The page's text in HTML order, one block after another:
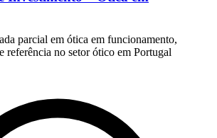
parcial em ótica em funcionamento,
referência no setor ótico em Portugal